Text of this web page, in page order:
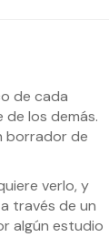
de cada
los demás.
borrador de
verlo, y
través de un
algún estudio